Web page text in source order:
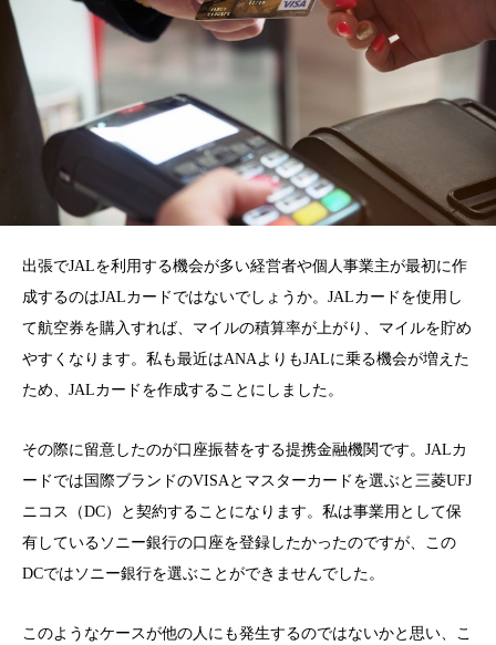
出張でJALを利用する機会が多い経営者や個人事業主が最初に作
成するのはJALカードではないでしょうか。JALカードを使用し
て航空券を購入すれば、マイルの積算率が上がり、マイルを貯め
やすくなります。私も最近はANAよりもJALに乗る機会が増えた
ため、JALカードを作成することにしました。
その際に留意したのが口座振替をする提携金融機関です。JALカ
ードでは国際ブランドのVISAとマスターカードを選ぶと三菱UFJ
ニコス（DC）と契約することになります。私は事業用として保
有しているソニー銀行の口座を登録したかったのですが、この
DCではソニー銀行を選ぶことができませんでした。
このようなケースが他の人にも発生するのではないかと思い、こ